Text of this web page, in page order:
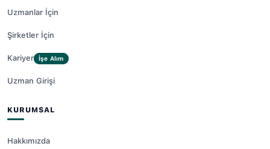
Uzmanlar İçin
Şirketler İçin
Kariyer İşe Alım
Uzman Girişi
KURUMSAL
Hakkımızda